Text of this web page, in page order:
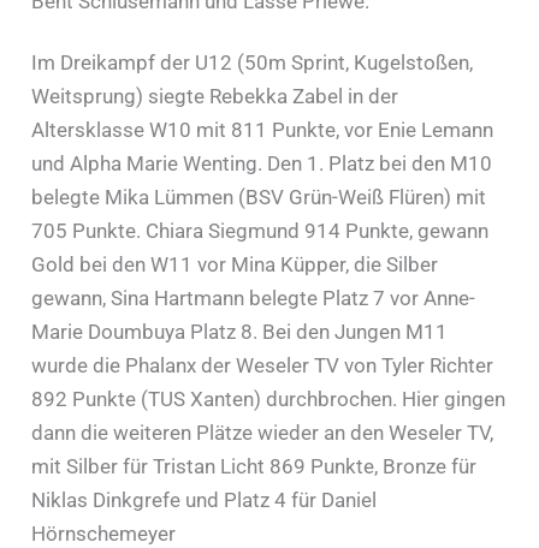
Im Dreikampf der U12 (50m Sprint, Kugelstoßen,
Weitsprung) siegte Rebekka Zabel in der
Altersklasse W10 mit 811 Punkte, vor Enie Lemann
und Alpha Marie Wenting. Den 1. Platz bei den M10
belegte Mika Lümmen (BSV Grün-Weiß Flüren) mit
705 Punkte. Chiara Siegmund 914 Punkte, gewann
Gold bei den W11 vor Mina Küpper, die Silber
gewann, Sina Hartmann belegte Platz 7 vor Anne-
Marie Doumbuya Platz 8. Bei den Jungen M11
wurde die Phalanx der Weseler TV von Tyler Richter
892 Punkte (TUS Xanten) durchbrochen. Hier gingen
dann die weiteren Plätze wieder an den Weseler TV,
mit Silber für Tristan Licht 869 Punkte, Bronze für
Niklas Dinkgrefe und Platz 4 für Daniel
Hörnschemeyer